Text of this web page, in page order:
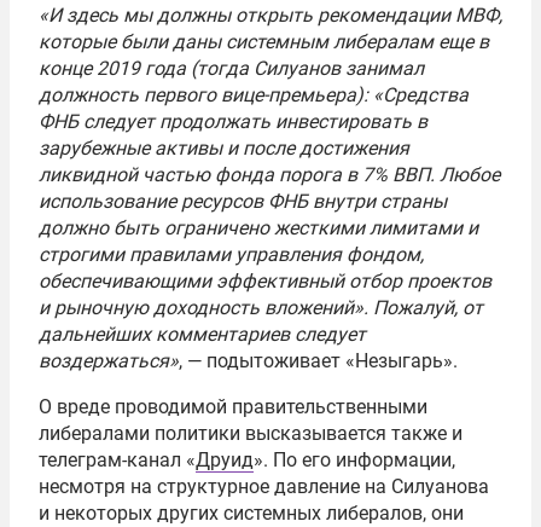
«И здесь мы должны открыть рекомендации МВФ,
которые были даны системным либералам еще в
конце 2019 года (тогда Силуанов занимал
должность первого вице-премьера): «Cредства
ФНБ следует продолжать инвестировать в
зарубежные активы и после достижения
ликвидной частью фонда порога в 7% ВВП. Любое
использование ресурсов ФНБ внутри страны
должно быть ограничено жесткими лимитами и
строгими правилами управления фондом,
обеспечивающими эффективный отбор проектов
и рыночную доходность вложений». Пожалуй, от
дальнейших комментариев следует
воздержаться», — подытоживает «Незыгарь».
О вреде проводимой правительственными
либералами политики высказывается также и
телеграм-канал «Друид». По его информации,
несмотря на структурное давление на Силуанова
и некоторых других системных либералов, они